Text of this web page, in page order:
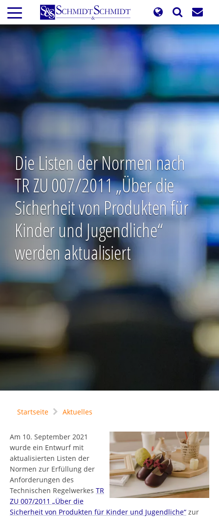
Direkt
zum
Inhalt
Die Listen der Normen nach
TR ZU 007/2011 „Über die
Sicherheit von Produkten für
Kinder und Jugendliche“
werden aktualisiert
Startseite Aktuelles
Am 10. September 2021
wurde ein Entwurf mit
aktualisierten Listen der
Normen zur Erfüllung der
Anforderungen des
Technischen Regelwerkes TR
ZU 007/2011 „Über die
Sicherheit von Produkten für Kinder und Jugendliche“ zur